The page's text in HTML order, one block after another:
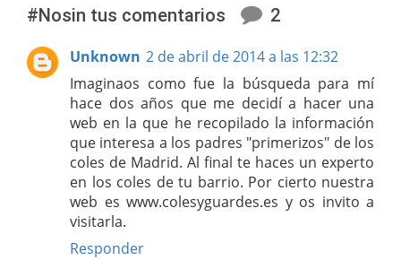
#Nosin tus comentarios 2
Unknown 2 de abril de 2014 a las 12:32
Imaginaos como fue la búsqueda para mí
hace dos años que me decidí a hacer una
web en la que he recopilado la información
que interesa a los padres "primerizos" de los
coles de Madrid. Al final te haces un experto
en los coles de tu barrio. Por cierto nuestra
web es www.colesyguardes.es y os invito a
visitarla.
Responder